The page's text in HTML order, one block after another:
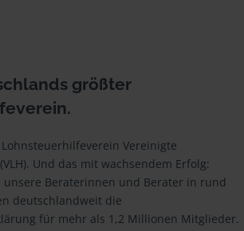
größter
Vereinigte
Und das mit wachsendem Erfolg:
Beraterinnen und Berater in rund
deutschlandweit die
für mehr als 1,2 Millionen Mitglieder.